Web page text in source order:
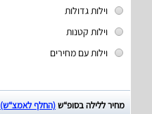
וילות גדולות
וילות קטנות
וילות עם מחירים
מחיר ללילה בסופ“ש(החלף לאמצ“ש)